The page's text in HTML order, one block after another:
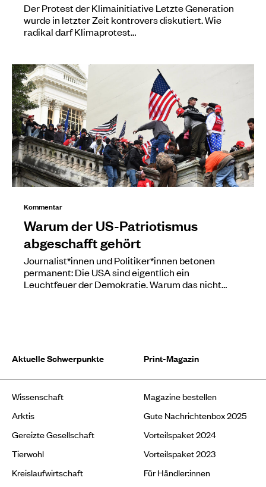
Der Protest der Klimainitiative Letzte Generation
wurde in letzter Zeit kontrovers diskutiert. Wie
radikal darf Klimaprotest…
Kommentar
Warum der US-Patriotismus
abgeschafft gehört
Journalist*innen und Politiker*innen betonen
permanent: Die USA sind eigentlich ein
Leuchtfeuer der Demokratie. Warum das nicht…
Aktuelle Schwerpunkte
Wissenschaft
Arktis
Gereizte Gesellschaft
Tierwohl
Kreislaufwirtschaft
Print-Magazin
Magazine bestellen
Gute Nachrichtenbox 2025
Vorteilspaket 2024
Vorteilspaket 2023
Für Händler:innen